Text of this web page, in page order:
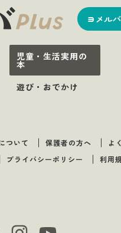
ヨメル
児童・生活実用の
本
遊び・おでかけ
ついて 保護者の方へ
よ
プライバシーポリシー 利用